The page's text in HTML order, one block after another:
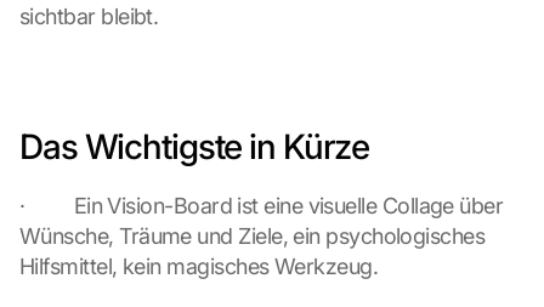
sichtbar bleibt.
Das Wichtigste in Kürze
·         Ein Vision-Board ist eine visuelle Collage über
Wünsche, Träume und Ziele, ein psychologisches
Hilfsmittel, kein magisches Werkzeug.
n
a
e
e
t